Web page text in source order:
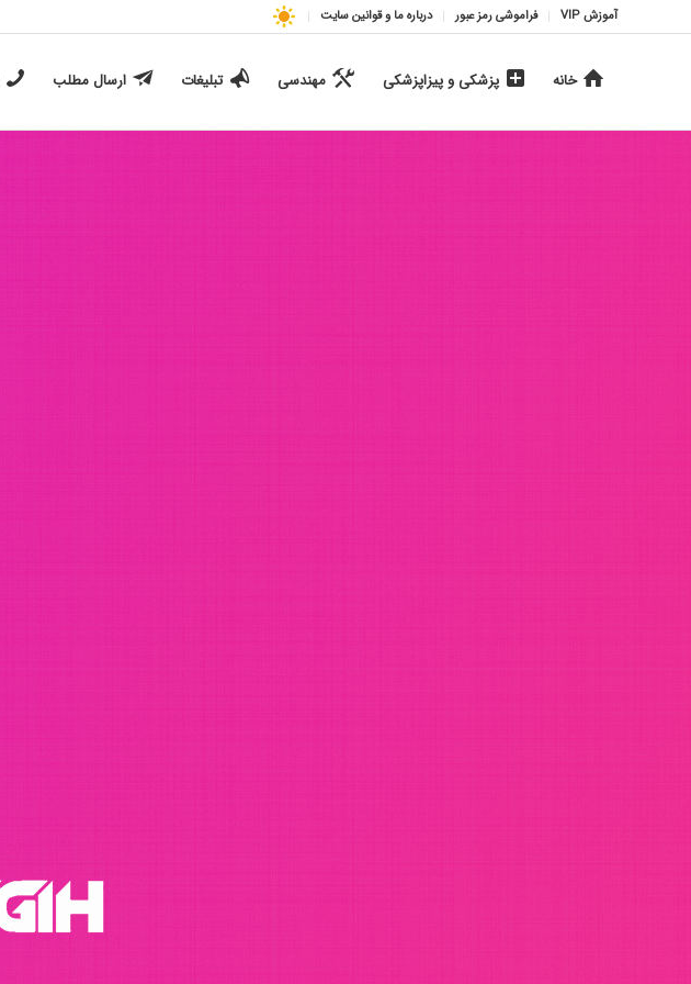
آموزش VIP فراموشی رمز عبور درباره ما و قوانین سایت
خانه پزشکی و پیزاپزشکی مهندسی تبلیغات ارسال مطلب